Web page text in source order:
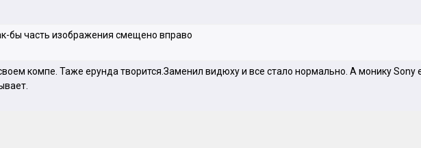
бы часть изображения смещено вправо
компе. Таже ерунда творится.Заменил видюху и все стало нормально. А монику Sony